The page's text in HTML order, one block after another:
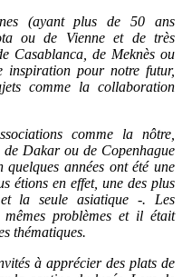
(ayant plus de 50 ans
ou de Vienne et de très
Casablanca, de Meknès ou
inspiration pour notre futur,
comme la collaboration
comme la nôtre,
Dakar ou de Copenhague
années ont été une
étions en effet, une des plus
et la seule asiatique -. Les
mêmes problèmes et il était
thématiques.
à apprécier des plats de